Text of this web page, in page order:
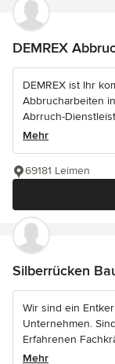
DEMREX
DEMREX ist Ihr
Abbrucharbeiten
Abrruch-
Mehr
69181 Leimen
Silberrücken
Wir sind ein
Unternehmen.
Erfahrenen
Mehr